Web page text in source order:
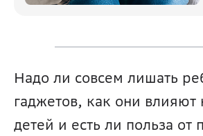
Надо ли совсем лишать
гаджетов, как они влияют
детей и есть ли польза от